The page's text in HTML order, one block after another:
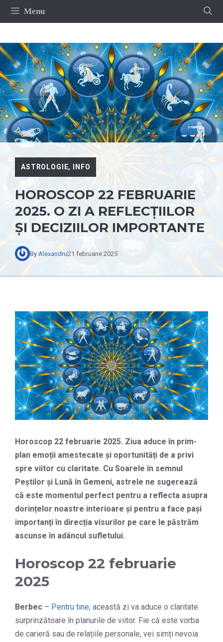
Sari
Menu
ASTROLOGIE, INFO
HOROSCOP 22 FEBRUARIE
2025. O ZI A REFLECȚIILOR
ȘI DECIZIILOR IMPORTANTE
By Alexandru21 februarie 2025
Horoscop 22 februarie 2025. Ziua aduce în prim-
plan emoții amestecate și oportunități de a privi
spre viitor cu claritate. Cu Soarele în semnul
Peștilor și Lună în Gemeni, astrele ne sugerează
că este momentul perfect pentru a reflecta asupra
dorințelor noastre interioare și pentru a face pași
importanți în direcția visurilor pe care le păstrăm
ascunse în adâncul sufletului.
Horoscop 22 februarie
2025
Berbec – Pentru tine, această zi va aduce o claritate
surprinzătoare în planurile de viitor. Fie că este vorba
de carieră sau de relațiile personale, vei simți nevoia